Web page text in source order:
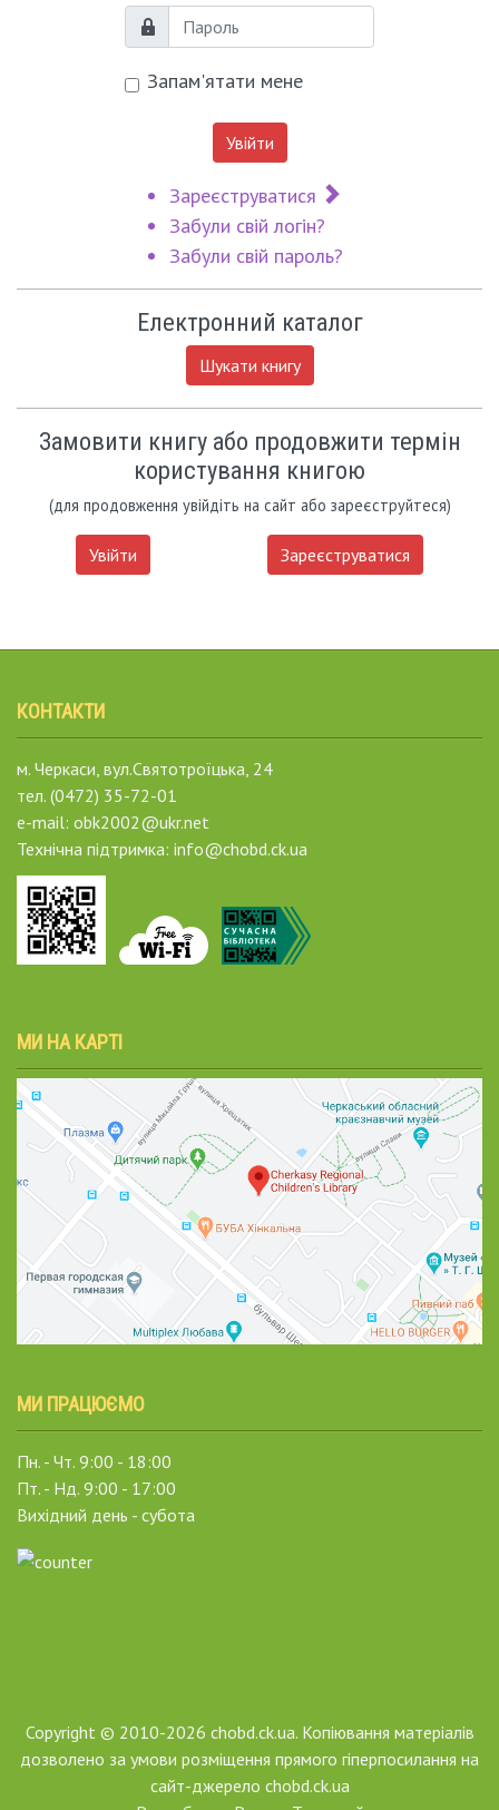
Пароль
Запам'ятати мене
Увійти
Зареєструватися
Забули свій логін?
Забули свій пароль?
Електронний каталог
Шукати книгу
Замовити книгу або продовжити термін
користування книгою
(для продовження увійдіть на сайт або зареєструйтеся)
Увійти Зареєструватися
КОНТАКТИ
м. Черкаси, вул.Святотроїцька, 24
тел. (0472) 35-72-01
e-mail: obk2002@ukr.net
Технічна підтримка: info@chobd.ck.ua
МИ НА КАРТІ
МИ ПРАЦЮЄМО
Пн. - Чт. 9:00 - 18:00
Пт. - Нд. 9:00 - 17:00
Вихідний день - субота
Copyright © 2010-2026 chobd.ck.ua. Копіювання матеріалів
дозволено за умови розміщення прямого гіперпосилання на
сайт-джерело chobd.ck.ua